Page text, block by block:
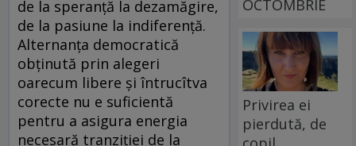
de la speranţă la dezamăgire,
de la pasiune la indiferenţă.
Alternanţa democratică
obţinută prin alegeri
oarecum libere şi întrucîtva
corecte nu e suficientă
pentru a asigura energia
necesară tranziţiei de la
OCTOMBRIE
Privirea ei
pierdută, de